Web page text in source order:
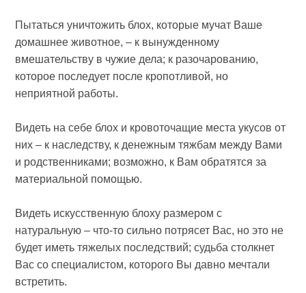
Пытаться уничтожить блох, которые мучат Ваше
домашнее животное, – к вынужденному
вмешательству в чужие дела; к разочарованию,
которое последует после кропотливой, но
неприятной работы.
Видеть на себе блох и кровоточащие места укусов от
них – к наследству, к денежным тяжбам между Вами
и родственниками; возможно, к Вам обратятся за
материальной помощью.
Видеть искусственную блоху размером с
натуральную – что-то сильно потрясет Вас, но это не
будет иметь тяжелых последствий; судьба столкнет
Вас со специалистом, которого Вы давно мечтали
встретить.